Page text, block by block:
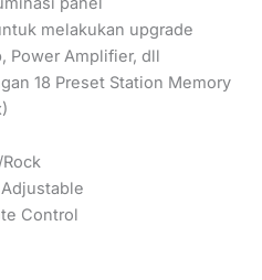
melakukan upgrade
Power Amplifier, dll
18 Preset Station Memory
Control